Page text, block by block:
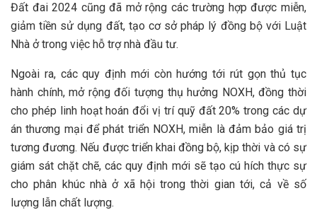
Đất đai 2024 cũng đã mở rộng các trường hợp được miễn,
giảm tiền sử dụng đất, tạo cơ sở pháp lý đồng bộ với Luật
Nhà ở trong việc hỗ trợ nhà đầu tư.
Ngoài ra, các quy định mới còn hướng tới rút gọn thủ tục
hành chính, mở rộng đối tượng thụ hưởng NOXH, đồng thời
cho phép linh hoạt hoán đổi vị trí quỹ đất 20% trong các dự
án thương mại để phát triển NOXH, miễn là đảm bảo giá trị
tương đương. Nếu được triển khai đồng bộ, kịp thời và có sự
giám sát chặt chẽ, các quy định mới sẽ tạo cú hích thực sự
cho phân khúc nhà ở xã hội trong thời gian tới, cả về số
lượng lẫn chất lượng.